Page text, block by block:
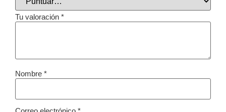
Tu valoración *
Nombre *